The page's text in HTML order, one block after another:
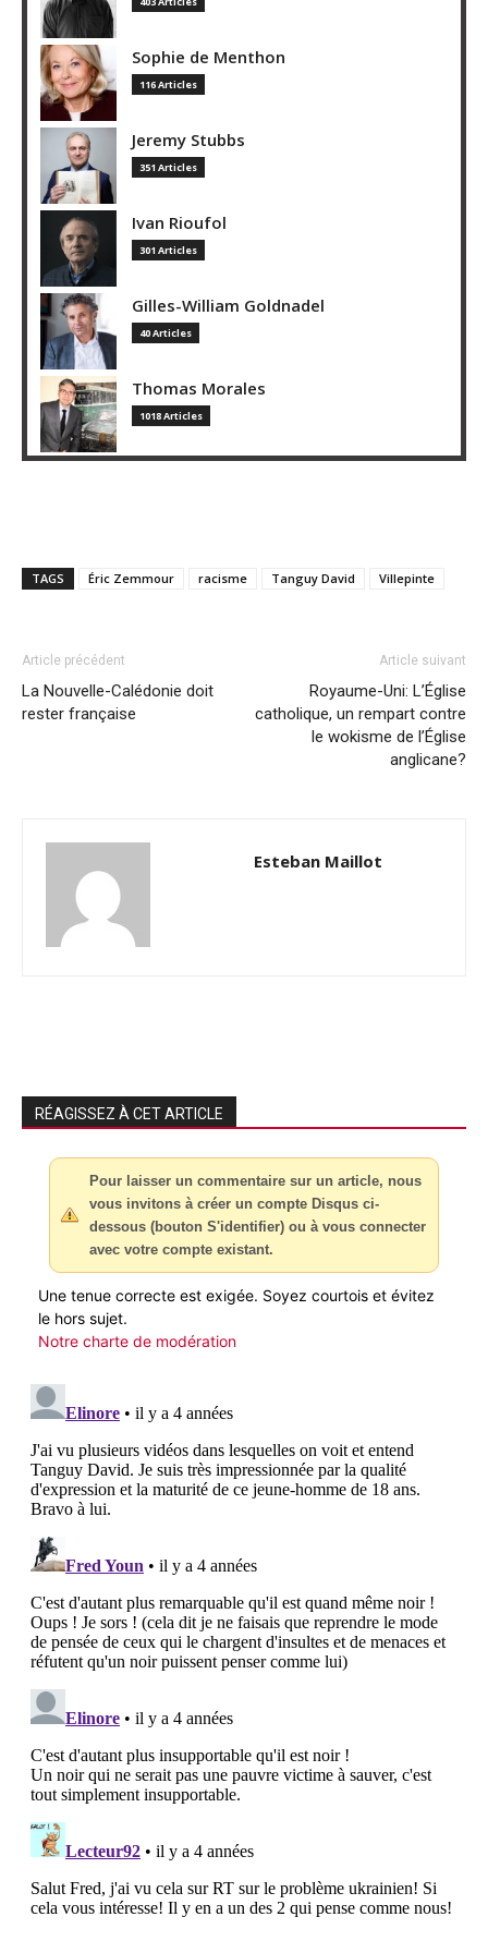
Sophie de Menthon
116 Articles
Jeremy Stubbs
351 Articles
Ivan Rioufol
301 Articles
Gilles-William Goldnadel
40 Articles
Thomas Morales
1018 Articles
TAGS Éric Zemmour racisme Tanguy David Villepinte
Article précédent
La Nouvelle-Calédonie doit
rester française
Article suivant
Royaume-Uni: L’Église
catholique, un rempart contre
le wokisme de l’Église
anglicane?
Esteban Maillot
RÉAGISSEZ À CET ARTICLE
Pour laisser un commentaire sur un article, nous
vous invitons à créer un compte Disqus ci-
dessous (bouton S'identifier) ou à vous connecter
avec votre compte existant.
Une tenue correcte est exigée. Soyez courtois et évitez
le hors sujet.
Notre charte de modération